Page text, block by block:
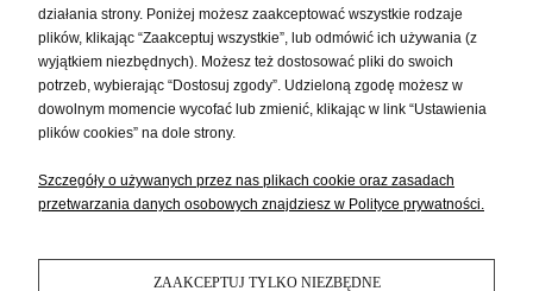
INFORMACJE
O NAS
działania strony. Poniżej możesz zaakceptować wszystkie rodzaje
plików, klikając “Zaakceptuj wszystkie”, lub odmówić ich używania (z
wyjątkiem niezbędnych). Możesz też dostosować pliki do swoich
potrzeb, wybierając “Dostosuj zgody”. Udzieloną zgodę możesz w
dowolnym momencie wycofać lub zmienić, klikając w link “Ustawienia
plików cookies” na dole strony.
Szczegóły o używanych przez nas plikach cookie oraz zasadach
przetwarzania danych osobowych znajdziesz w Polityce prywatności.
ZAAKCEPTUJ TYLKO NIEZBĘDNE